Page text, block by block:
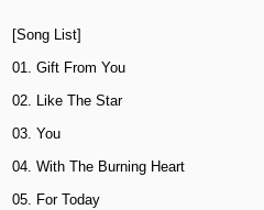
[Song List]
01. Gift From You
02. Like The Star
03. You
04. With The Burning Heart
05. For Today